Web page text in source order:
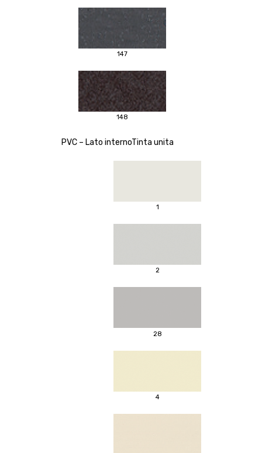
147
148
PVC – Lato internoTinta unita
1
2
28
4